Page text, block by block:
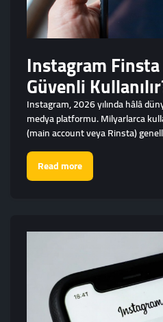
Instagram Finsta
Güvenli
Instagram, 2026 yılında hâlâ
medya platformu. Milyarlarca
(main account veya Rinsta)
Read more